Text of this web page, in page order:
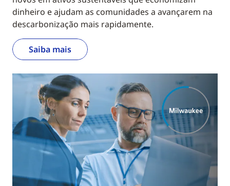
dinheiro e ajudam as comunidades a avançarem na
descarbonização mais rapidamente.
Saiba mais